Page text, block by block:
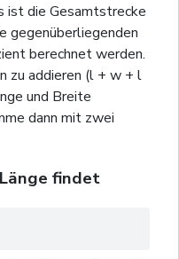
ist die Gesamtstrecke
gegenüberliegenden
berechnet werden.
zu addieren (l + w + l
und Breite
dann mit zwei
findet